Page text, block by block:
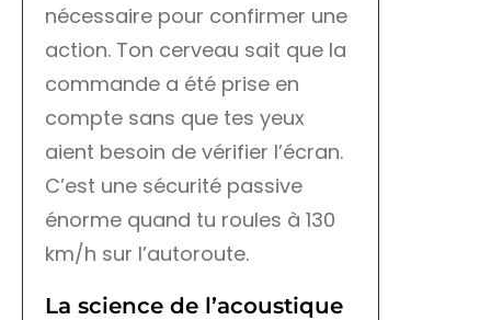
nécessaire pour confirmer une
action. Ton cerveau sait que la
commande a été prise en
compte sans que tes yeux
aient besoin de vérifier l’écran.
C’est une sécurité passive
énorme quand tu roules à 130
km/h sur l’autoroute.
La science de l’acoustique